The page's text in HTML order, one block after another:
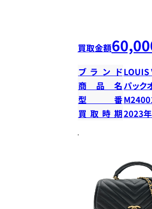
買取金額
ブランドLOUIS
商品名 パック
型番
買取時期2023